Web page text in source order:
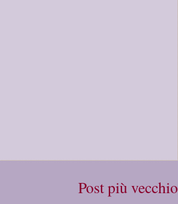
Post più vecchio